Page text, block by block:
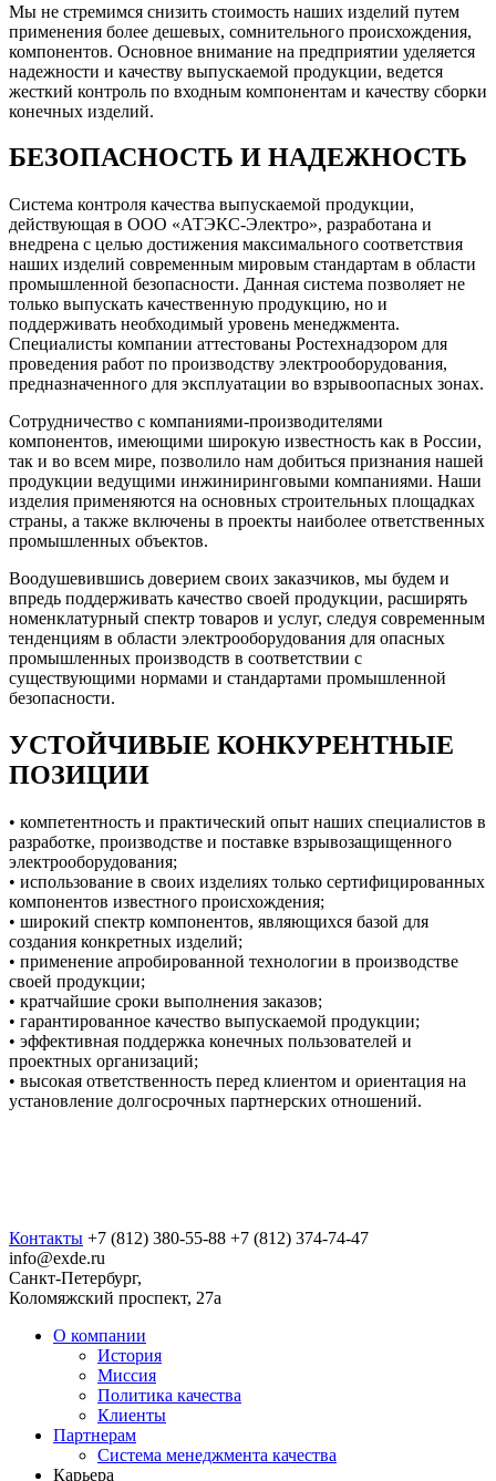
Мы не стремимся снизить стоимость наших изделий путем
применения более дешевых, сомнительного происхождения,
компонентов. Основное внимание на предприятии уделяется
надежности и качеству выпускаемой продукции, ведется
жесткий контроль по входным компонентам и качеству сборки
конечных изделий.
БЕЗОПАСНОСТЬ И НАДЕЖНОСТЬ
Система контроля качества выпускаемой продукции,
действующая в ООО «АТЭКС-Электро», разработана и
внедрена с целью достижения максимального соответствия
наших изделий современным мировым стандартам в области
промышленной безопасности. Данная система позволяет не
только выпускать качественную продукцию, но и
поддерживать необходимый уровень менеджмента.
Специалисты компании аттестованы Ростехнадзором для
проведения работ по производству электрооборудования,
предназначенного для эксплуатации во взрывоопасных зонах.
Сотрудничество с компаниями-производителями
компонентов, имеющими широкую известность как в России,
так и во всем мире, позволило нам добиться признания нашей
продукции ведущими инжиниринговыми компаниями. Наши
изделия применяются на основных строительных площадках
страны, а также включены в проекты наиболее ответственных
промышленных объектов.
Воодушевившись доверием своих заказчиков, мы будем и
впредь поддерживать качество своей продукции, расширять
номенклатурный спектр товаров и услуг, следуя современным
тенденциям в области электрооборудования для опасных
промышленных производств в соответствии с
существующими нормами и стандартами промышленной
безопасности.
УСТОЙЧИВЫЕ КОНКУРЕНТНЫЕ
ПОЗИЦИИ
• компетентность и практический опыт наших специалистов в
разработке, производстве и поставке взрывозащищенного
электрооборудования;
• использование в своих изделиях только сертифицированных
компонентов известного происхождения;
• широкий спектр компонентов, являющихся базой для
создания конкретных изделий;
• применение апробированной технологии в производстве
своей продукции;
• кратчайшие сроки выполнения заказов;
• гарантированное качество выпускаемой продукции;
• эффективная поддержка конечных пользователей и
проектных организаций;
• высокая ответственность перед клиентом и ориентация на
установление долгосрочных партнерских отношений.
Контакты +7 (812) 380-55-88 +7 (812) 374-74-47
info@exde.ru
Санкт-Петербург,
Коломяжский проспект, 27a
О компании
История
Миссия
Политика качества
Клиенты
Партнерам
Система менеджмента качества
Карьера